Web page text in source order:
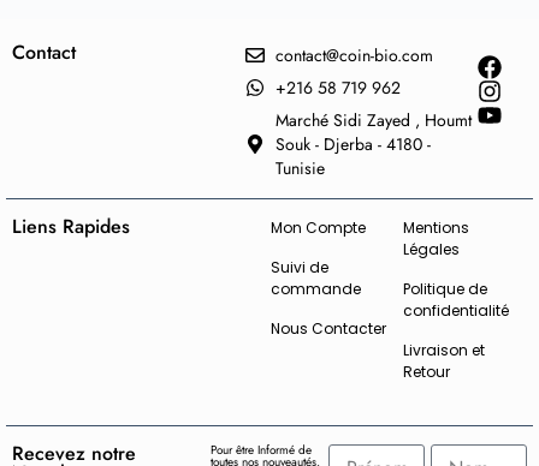
Contact
contact@coin-bio.com
+216 58 719 962
Marché Sidi Zayed , Houmt
Souk - Djerba - 4180 -
Tunisie
Liens Rapides
Mon Compte
Suivi de
commande
Nous Contacter
Mentions
Légales
Politique de
confidentialité
Livraison et
Retour
Pour être Informé de
toutes nos nouveautés,
Recevez notre